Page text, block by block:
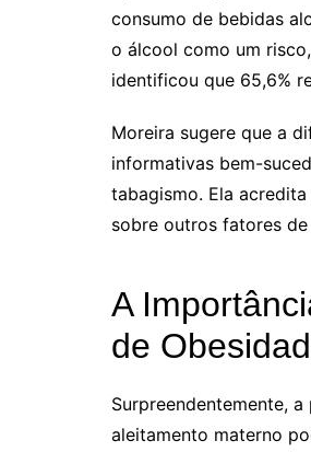
consumo de bebidas
o álcool como um
identificou que 65,6%
Moreira sugere que a
informativas bem-
tabagismo. Ela
sobre outros fatores
A
de
Surpreendentemente,
aleitamento materno